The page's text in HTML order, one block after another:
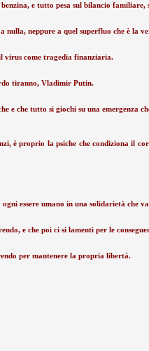
e tutto pesa sul bilancio familiare,
neppure a quel superfluo che è la
virus come tragedia finanziaria.
tiranno, Vladimir Putin.
e che tutto si giochi su una
è proprio la psiche che condiziona
essere umano in una solidarietà che
e che poi ci si lamenti per le
per mantenere la propria libertà.